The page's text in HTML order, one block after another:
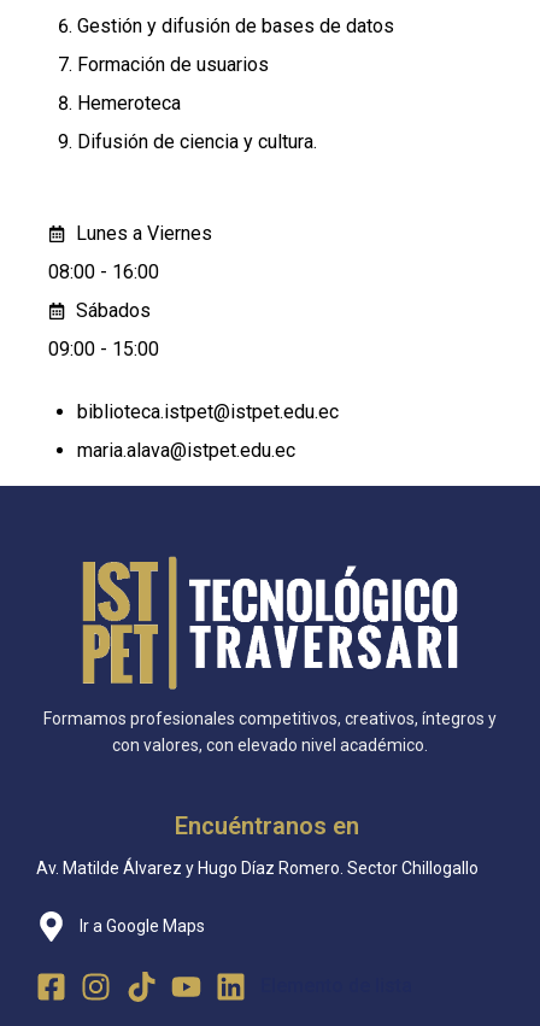
Gestión y difusión de bases de datos
Formación de usuarios
Hemeroteca
Difusión de ciencia y cultura.
Lunes a Viernes
08:00 - 16:00
Sábados
09:00 - 15:00
biblioteca.istpet@istpet.edu.ec
maria.alava@istpet.edu.ec
Formamos profesionales competitivos, creativos, íntegros y
con valores, con elevado nivel académico.
Encuéntranos en
Av. Matilde Álvarez y Hugo Díaz Romero. Sector Chillogallo
Ir a Google Maps